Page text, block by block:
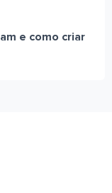
e como criar